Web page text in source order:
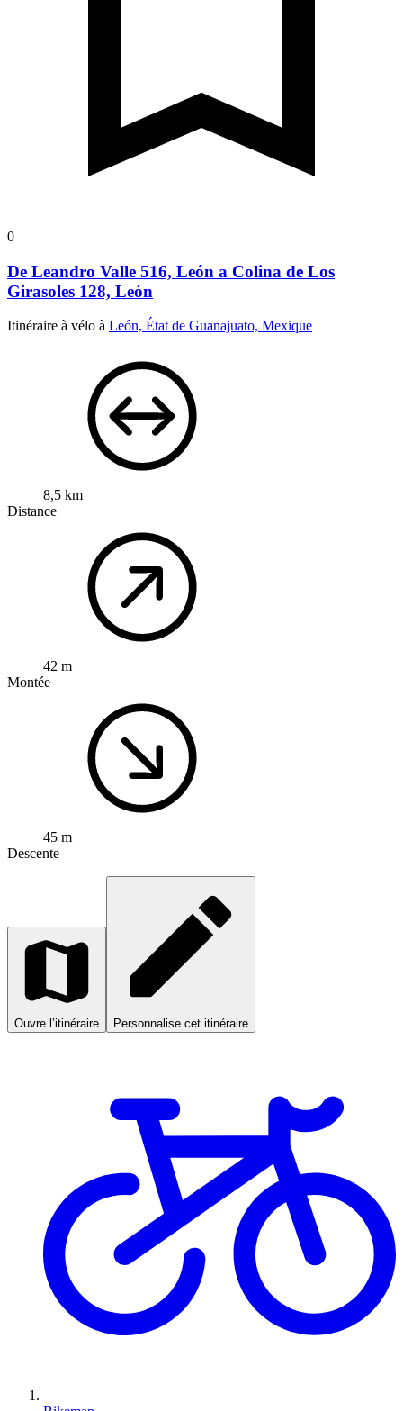
0
De Leandro Valle 516, León a Colina de Los
Girasoles 128, León
Itinéraire à vélo à León, État de Guanajuato, Mexique
8,5 km
Distance
42 m
Montée
45 m
Descente
Ouvre l’itinéraire Personnalise cet itinéraire